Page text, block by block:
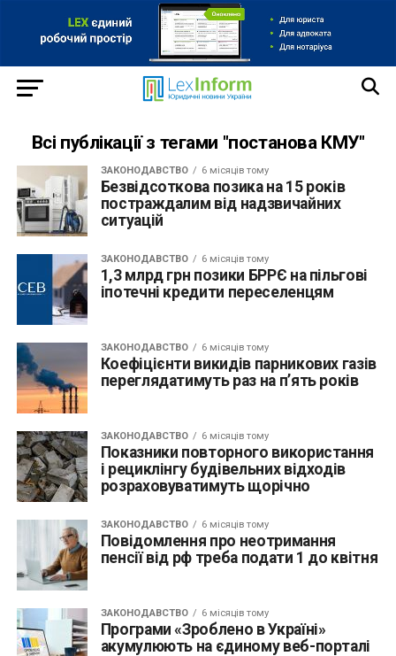
Всі публікації з тегами "постанова КМУ"
ЗАКОНОДАВСТВО 6 місяців тому
Безвідсоткова позика на 15 років
постраждалим від надзвичайних
ситуацій
ЗАКОНОДАВСТВО 6 місяців тому
1,3 млрд грн позики БРРЄ на пільгові
іпотечні кредити переселенцям
ЗАКОНОДАВСТВО 6 місяців тому
Коефіцієнти викидів парникових газів
переглядатимуть раз на п’ять років
ЗАКОНОДАВСТВО 6 місяців тому
Показники повторного використання
і рециклінгу будівельних відходів
розраховуватимуть щорічно
ЗАКОНОДАВСТВО 6 місяців тому
Повідомлення про неотримання
пенсії від рф треба подати 1 до квітня
ЗАКОНОДАВСТВО 6 місяців тому
Програми «Зроблено в Україні»
акумулюють на єдиному веб-порталі